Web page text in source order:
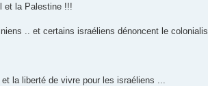
et la Palestine !!!
.. et certains israéliens dénoncent le
la liberté de vivre pour les israéliens ...